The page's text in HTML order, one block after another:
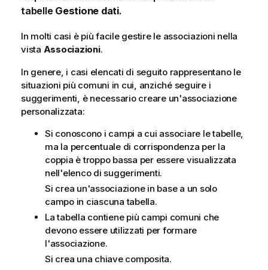
tabelle Gestione dati.
In molti casi è più facile gestire le associazioni nella
vista Associazioni.
In genere, i casi elencati di seguito rappresentano le
situazioni più comuni in cui, anziché seguire i
suggerimenti, è necessario creare un'associazione
personalizzata:
Si conoscono i campi a cui associare le tabelle,
ma la percentuale di corrispondenza per la
coppia è troppo bassa per essere visualizzata
nell'elenco di suggerimenti.
Si crea un'associazione in base a un solo
campo in ciascuna tabella.
La tabella contiene più campi comuni che
devono essere utilizzati per formare
l'associazione.
Si crea una chiave composita.